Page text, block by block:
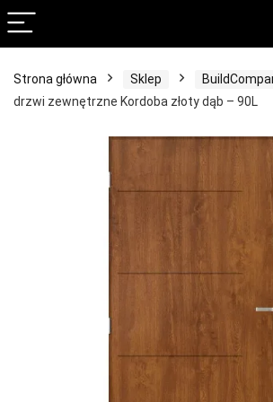
Strona główna Sklep
drzwi zewnętrzne Kordoba złoty dąb – 90L